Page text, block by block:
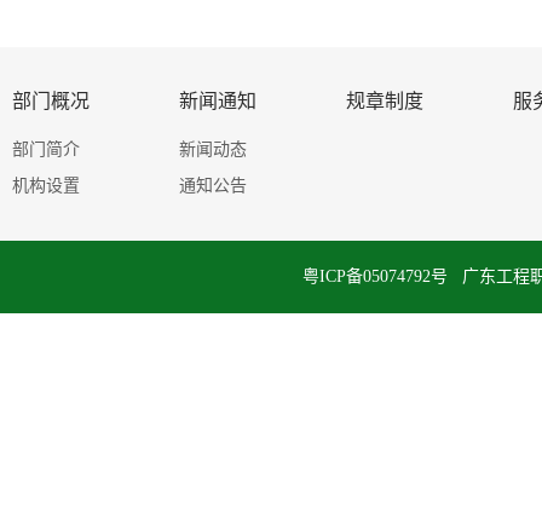
部门概况
部门简介
机构设置
新闻通知
新闻动态
通知公告
规章制度 服
粤ICP备05074792号 广东工程